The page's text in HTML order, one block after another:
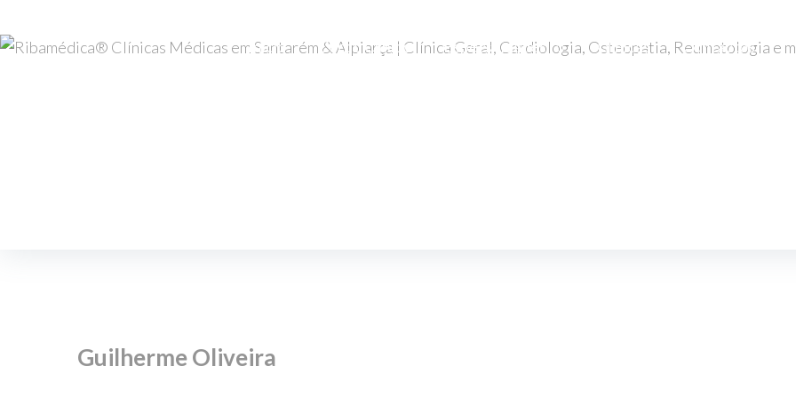
Início Corpo Clínico Especialidades Clínicas Contactos
Guilherme Oliveira